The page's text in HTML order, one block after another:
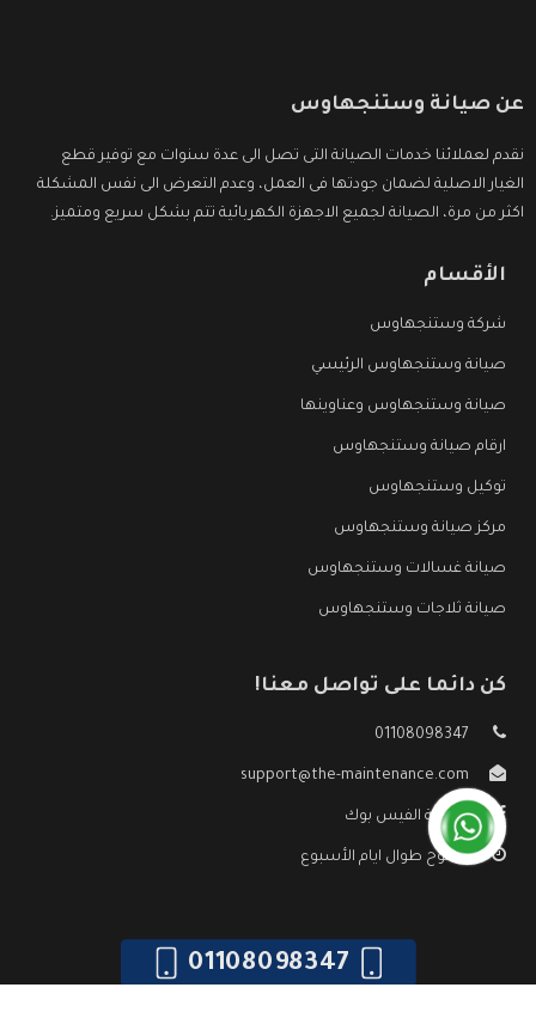
عن صيانة وستنجهاوس
نقدم لعملائنا خدمات الصيانة التى تصل الى عدة سنوات مع توفير قطع
الغيار الاصلية لضمان جودتها فى العمل، وعدم التعرض الى نفس المشكلة
اكثر من مرة، الصيانة لجميع الاجهزة الكهربائية تتم بشكل سريع ومتميز.
الأقسام
شركة وستنجهاوس
صيانة وستنجهاوس الرئيسي
صيانة وستنجهاوس وعناوينها
ارقام صيانة وستنجهاوس
توكيل وستنجهاوس
مركز صيانة وستنجهاوس
صيانة غسالات وستنجهاوس
صيانة ثلاجات وستنجهاوس
كن دائما على تواصل معنا!
01108098347
support@the-maintenance.com
صفحة الفيس بوك
مفتوح طوال ايام الأسبوع
01108098347